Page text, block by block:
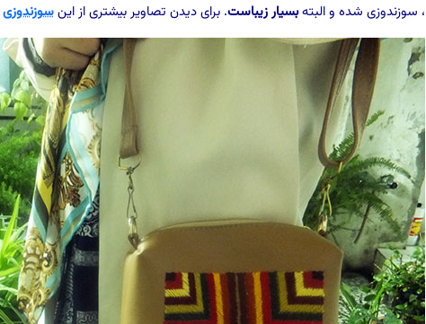
، سوزندوزی شده و البتهبسیار زیباست. برای دیدن تصاویر بیشتری از اینسوزندوزی